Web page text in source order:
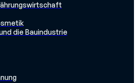
die Bauindustrie